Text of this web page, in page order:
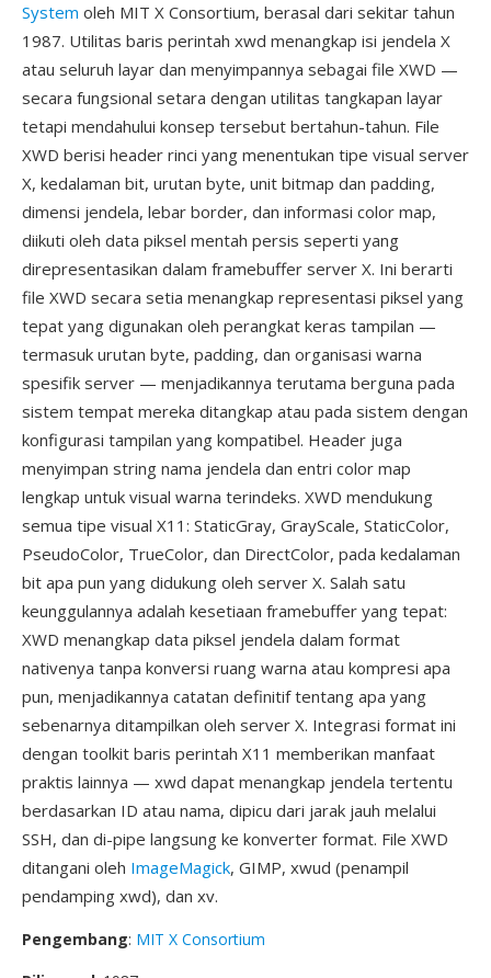
System oleh MIT X Consortium, berasal dari sekitar tahun
1987. Utilitas baris perintah xwd menangkap isi jendela X
atau seluruh layar dan menyimpannya sebagai file XWD —
secara fungsional setara dengan utilitas tangkapan layar
tetapi mendahului konsep tersebut bertahun-tahun. File
XWD berisi header rinci yang menentukan tipe visual server
X, kedalaman bit, urutan byte, unit bitmap dan padding,
dimensi jendela, lebar border, dan informasi color map,
diikuti oleh data piksel mentah persis seperti yang
direpresentasikan dalam framebuffer server X. Ini berarti
file XWD secara setia menangkap representasi piksel yang
tepat yang digunakan oleh perangkat keras tampilan —
termasuk urutan byte, padding, dan organisasi warna
spesifik server — menjadikannya terutama berguna pada
sistem tempat mereka ditangkap atau pada sistem dengan
konfigurasi tampilan yang kompatibel. Header juga
menyimpan string nama jendela dan entri color map
lengkap untuk visual warna terindeks. XWD mendukung
semua tipe visual X11: StaticGray, GrayScale, StaticColor,
PseudoColor, TrueColor, dan DirectColor, pada kedalaman
bit apa pun yang didukung oleh server X. Salah satu
keunggulannya adalah kesetiaan framebuffer yang tepat:
XWD menangkap data piksel jendela dalam format
nativenya tanpa konversi ruang warna atau kompresi apa
pun, menjadikannya catatan definitif tentang apa yang
sebenarnya ditampilkan oleh server X. Integrasi format ini
dengan toolkit baris perintah X11 memberikan manfaat
praktis lainnya — xwd dapat menangkap jendela tertentu
berdasarkan ID atau nama, dipicu dari jarak jauh melalui
SSH, dan di-pipe langsung ke konverter format. File XWD
ditangani oleh ImageMagick, GIMP, xwud (penampil
pendamping xwd), dan xv.
Pengembang: MIT X Consortium